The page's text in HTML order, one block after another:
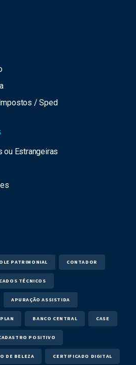
/ Sped
ou Estrangeiras
PATRIMONIAL CONTADOR
TÉCNICOS
APURAÇÃO ASSISTIDA
BANCO CENTRAL CASE
POSITIVO
DE BELEZA CERTIFICADO DIGITAL